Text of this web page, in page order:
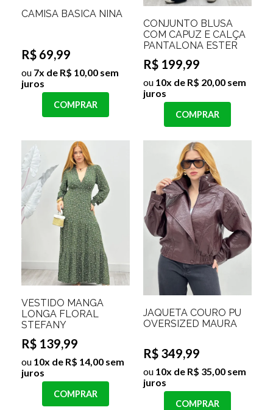
CAMISA BASICA NINA
R$ 69,99
ou 7x de R$ 10,00 sem
juros
COMPRAR
CONJUNTO BLUSA
COM CAPUZ E CALÇA
PANTALONA ESTER
R$ 199,99
ou 10x de R$ 20,00 sem
juros
COMPRAR
VESTIDO MANGA
LONGA FLORAL
STEFANY
R$ 139,99
ou 10x de R$ 14,00 sem
juros
COMPRAR
JAQUETA COURO PU
OVERSIZED MAURA
R$ 349,99
ou 10x de R$ 35,00 sem
juros
COMPRAR